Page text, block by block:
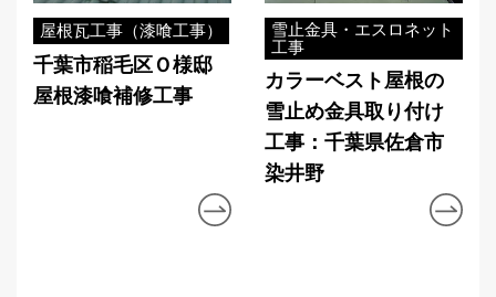
屋根瓦工事（漆喰工事）
千葉市稲毛区Ｏ様邸
屋根漆喰補修工事
雪止金具・エスロネット
工事
カラーベスト屋根の
雪止め金具取り付け
工事：千葉県佐倉市
染井野